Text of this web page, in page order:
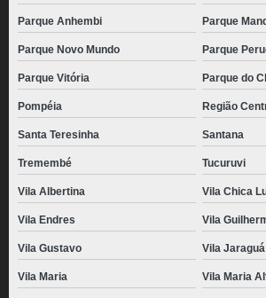
Parque Anhembi Parque
Parque Novo Mundo Parque
Parque Vitória Parque do
Pompéia Região
Santa Teresinha Santana
Tremembé Tucuruvi
Vila Albertina Vila Chica
Vila Endres Vila
Vila Gustavo Vila Jaraguá
Vila Maria Vila Maria